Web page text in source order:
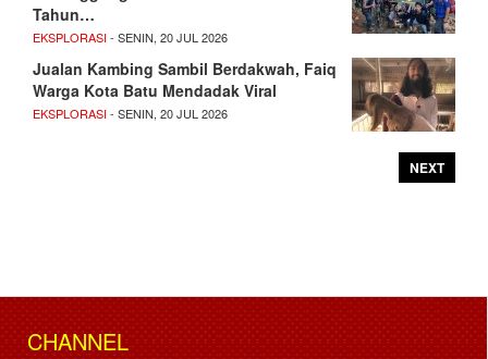
Tahun…
EKSPLORASI- SENIN, 20 JUL 2026
Jualan Kambing Sambil Berdakwah, Faiq
Warga Kota Batu Mendadak Viral
EKSPLORASI- SENIN, 20 JUL 2026
NEXT
CHANNEL